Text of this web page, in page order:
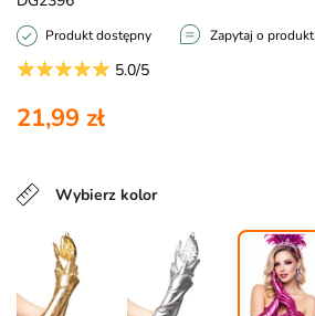
Produkt dostępny Zapytaj o produkt
5.0/5
21,99 zł
Wybierz kolor